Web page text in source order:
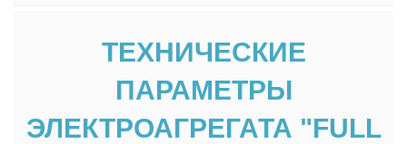
ТЕХНИЧЕСКИЕ
ПАРАМЕТРЫ
ЭЛЕКТРОАГРЕГАТА "FULL